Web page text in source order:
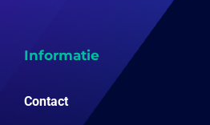
Informatie
Contact